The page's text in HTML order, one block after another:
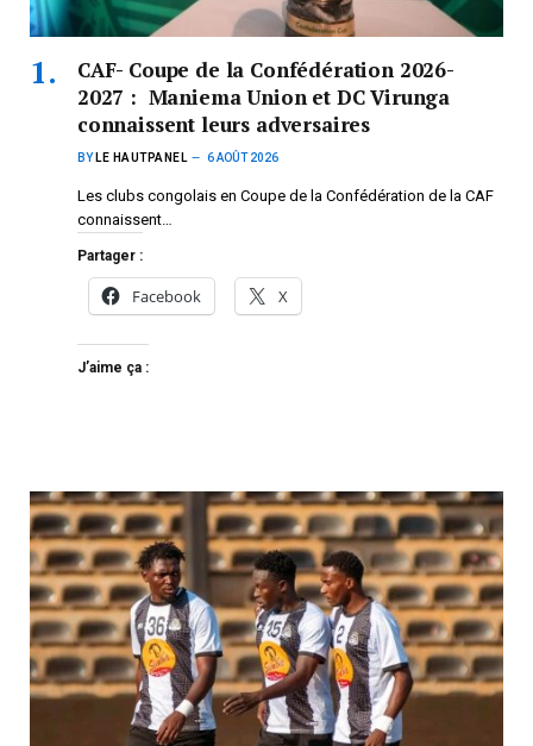
CAF- Coupe de la Confédération 2026-
2027 : Maniema Union et DC Virunga
connaissent leurs adversaires
BY LE HAUTPANEL 6 AOÛT 2026
Les clubs congolais en Coupe de la Confédération de la CAF
connaissent…
Partager :
Facebook X
J’aime ça :